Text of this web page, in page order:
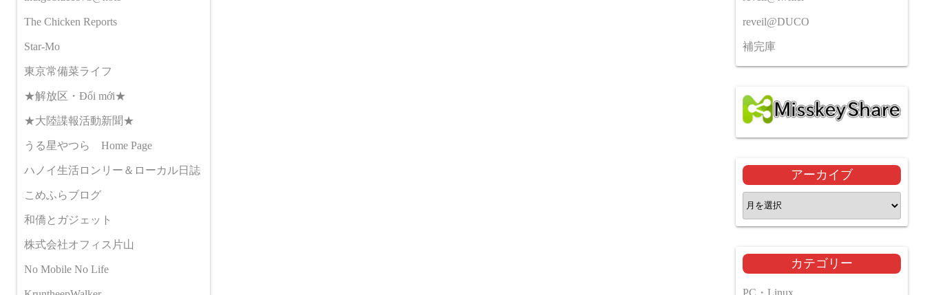
The Chicken Reports
Star-Mo
東京常備菜ライフ
★解放区・Đổi mới★
★大陸諜報活動新聞★
うる星やつら Home Page
ハノイ生活ロンリー＆ローカル日誌
こめふらブログ
和僑とガジェット
株式会社オフィス片山
No Mobile No Life
reveil@DUCO
補完庫
アーカイブ
ア
ー
イ
ブ
カテゴリー
PC・Linux